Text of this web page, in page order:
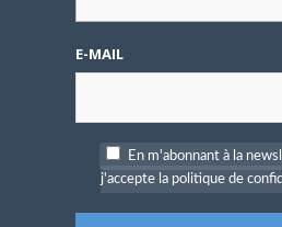
y a 18 ans et 4 mois
Achat divers
Créé par
liandee
y a 18 ans et 4 mois
E-MAIL
En m'abonnant à la
j'accepte la politique de